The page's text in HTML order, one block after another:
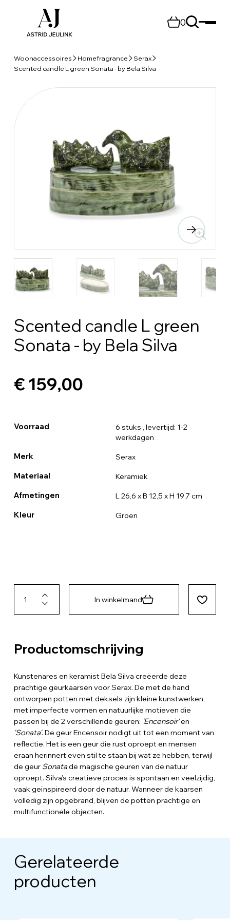
0
Woonaccessoires Homefragrance
Serax
Scented candle L green Sonata - by Bela Silva
Scented candle L green
Sonata - by Bela Silva
€ 159,00
Voorraad 6 stuks , levertijd: 1-2
werkdagen
Merk Serax
Materiaal Keramiek
Afmetingen L 26,6 x B 12,5 x H 19,7 cm
Kleur Groen
In winkelmand
Productomschrijving
Kunstenares en keramist Bela Silva creëerde deze
prachtige geurkaarsen voor Serax. De met de hand
ontworpen potten met deksels zijn kleine kunstwerken,
met imperfecte vormen en natuurlijke motieven die
passen bij de 2 verschillende geuren: 'Encensoir'en
'Sonata'. De geur Encensoirnodigt uit tot een moment van
reflectie. Het is een geur die rust oproept en mensen
eraan herinnert even stil te staan bij wat ze hebben, terwijl
de geur Sonatade magische geuren van de natuur
oproept. Silva's creatieve proces is spontaan en veelzijdig,
vaak geïnspireerd door de natuur. Wanneer de kaarsen
volledig zijn opgebrand, blijven de potten prachtige en
multifunctionele objecten.
Gerelateerde
producten